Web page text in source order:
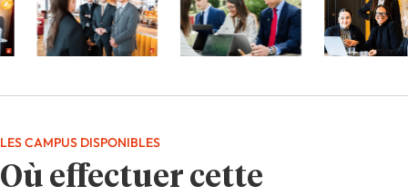
Où effectuer cette
LES CAMPUS DISPONIBLES